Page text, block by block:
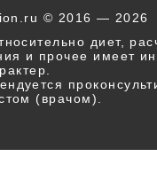
© 2016 — 2026
диет,
и прочее имеет
(врачом).